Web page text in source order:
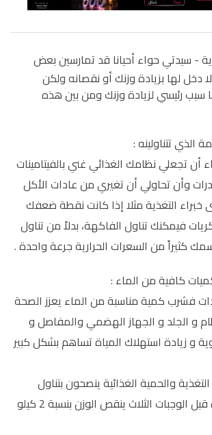
- سيدتي حواء أحيانا قد تمارسين بعض
دخل لها بزيادة وزنك أو نقصانه ولكن
سبب رئيسي لزيادة وزنك ومن بين هذه
الذي تتناولينه :
أن تجعلي نظامك الغذائي غني بالفيتامينات
وأن تحاولي أن تغيري من عادات الأكل
التغذية مثلا إذا كانت نقطة ضعفك
فيمكنك تناول الفاكهة، بدلاً من تناول
كثيراً من السعرات الحرارية جرعة واحدة .
كافية من الماء :
فشرب كمية مناسبة من الماء يعزز الصحة
و الجلد و الجهاز الهضمي والمفاصل و
و زيادة استهلاك المياة تساهم بشكل كبير
والحمية الغذائية ينصحون بتناول
1.800 لتر من المياة قبل الوجبات الثلاث ينقص الوزن بنسبة 2 كيلو